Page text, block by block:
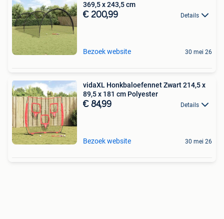
369,5 x 243,5 cm
€ 200,99 Details
Bezoek website 30 mei 26
vidaXL Honkbaloefennet Zwart 214,5 x
89,5 x 181 cm Polyester
€ 84,99 Details
Bezoek website 30 mei 26